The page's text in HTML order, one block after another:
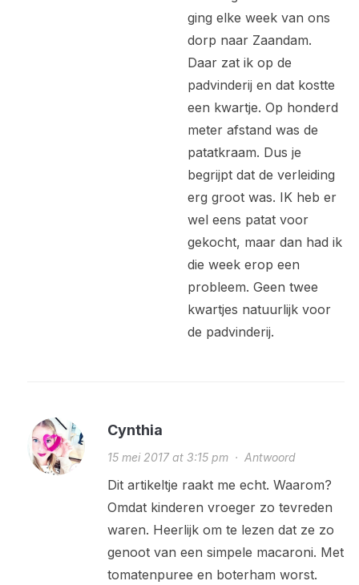
ging elke week van ons
dorp naar Zaandam.
Daar zat ik op de
padvinderij en dat kostte
een kwartje. Op honderd
meter afstand was de
patatkraam. Dus je
begrijpt dat de verleiding
erg groot was. IK heb er
wel eens patat voor
gekocht, maar dan had ik
die week erop een
probleem. Geen twee
kwartjes natuurlijk voor
de padvinderij.
Cynthia
15 mei 2017 at 3:15 pm· Antwoord
Dit artikeltje raakt me echt. Waarom?
Omdat kinderen vroeger zo tevreden
waren. Heerlijk om te lezen dat ze zo
genoot van een simpele macaroni. Met
tomatenpuree en boterham worst.